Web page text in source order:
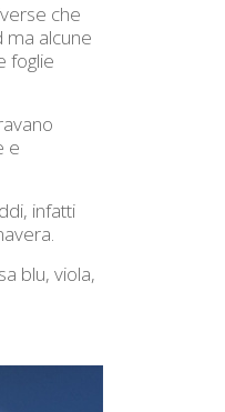
che
ma alcune
foglie
e
infatti
blu, viola,